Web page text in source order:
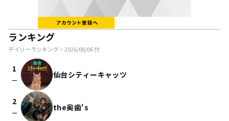
ランキング
デイリーランキング・ 2026/08/06付
1
check_indeterminate_small 仙台シティーキャッツ
2
check_indeterminate_small the奥歯's